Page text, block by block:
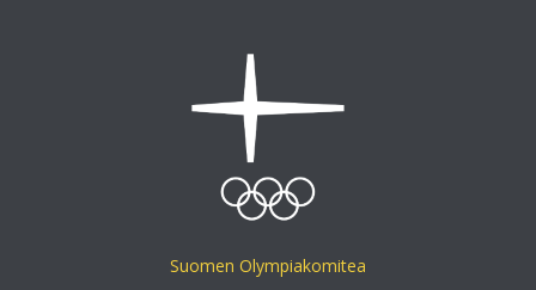
Suomen Olympiakomitea